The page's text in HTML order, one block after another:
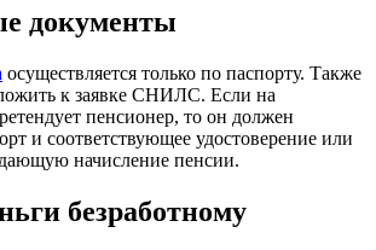
документы
осуществляется только по паспорту. Также
к заявке СНИЛС. Если на
пенсионер, то он должен
и соответствующее удостоверение или
начисление пенсии.
безработному